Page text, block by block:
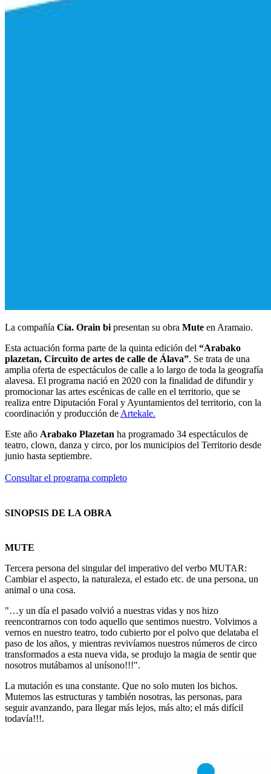
La compañía Cía. Orain bi presentan su obra Mute en Aramaio.
Esta actuación forma parte de la quinta edición del “Arabako
plazetan, Circuito de artes de calle de Álava”. Se trata de una
amplia oferta de espectáculos de calle a lo largo de toda la geografía
alavesa. El programa nació en 2020 con la finalidad de difundir y
promocionar las artes escénicas de calle en el territorio, que se
realiza entre Diputación Foral y Ayuntamientos del territorio, con la
coordinación y producción de Artekale.
Este año Arabako Plazetan ha programado 34 espectáculos de
teatro, clown, danza y circo, por los municipios del Territorio desde
junio hasta septiembre.
Consultar el programa completo
SINOPSIS DE LA OBRA
MUTE
Tercera persona del singular del imperativo del verbo MUTAR:
Cambiar el aspecto, la naturaleza, el estado etc. de una persona, un
animal o una cosa.
"…y un día el pasado volvió a nuestras vidas y nos hizo
reencontrarnos con todo aquello que sentimos nuestro. Volvimos a
vernos en nuestro teatro, todo cubierto por el polvo que delataba el
paso de los años, y mientras revivíamos nuestros números de circo
transformados a esta nueva vida, se produjo la magia de sentir que
nosotros mutábamos al unísono!!!".
La mutación es una constante. Que no solo muten los bichos.
Mutemos las estructuras y también nosotras, las personas, para
seguir avanzando, para llegar más lejos, más alto; el más difícil
todavía!!!.